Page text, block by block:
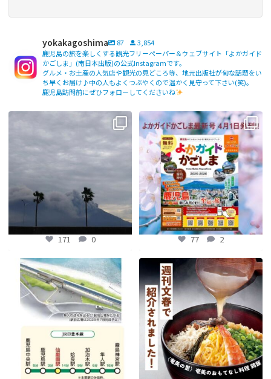
yokakagoshima 87
3,854
鹿児島の旅を楽しくする観光フリーペーパー＆ウェブサイト「よかガイド
かごしま」(南日本出版)の公式Instagramです。
グルメ・お土産の人気店や観光の見どころ等、地元出版社が旬な話題をい
ち早くお届け♪中の人もよくつぶやくので温かく見守って下さい(笑)。
鹿児島訪問前にぜひフォローしてくださいね
【fromよかガイド】〜鹿児島観光の
171 0
よかガイド最新号、ぜひご覧くださ
い
【fromよかガイド】
...
77 2
77 2
【鹿児島観光トピックス】〜鹿児島中
央駅から約8分!! 「仙巌園駅」誕生〜
...
202 0
【fromよかガイド】～かごかご . jpか
らのお知らせ ～
...
89 0